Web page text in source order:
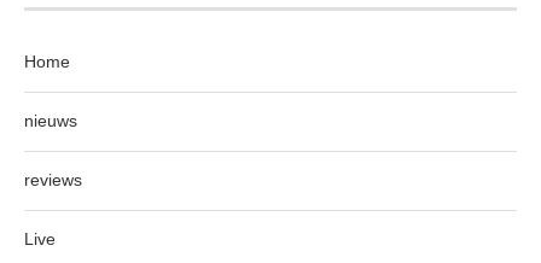
Home
nieuws
reviews
Live